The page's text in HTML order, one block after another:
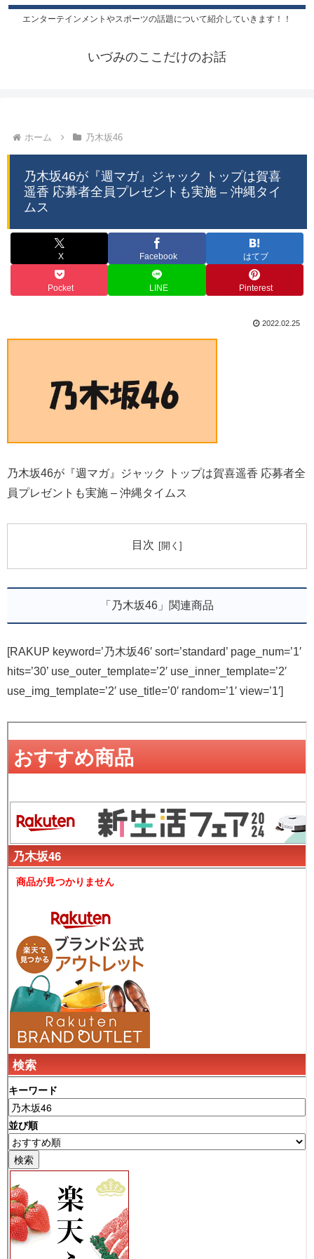
エンターテインメントやスポーツの話題について紹介していきます！！
いづみのここだけのお話
ホーム 乃木坂46
乃木坂46が『週マガ』ジャック トップは賀喜
遥香 応募者全員プレゼントも実施 – 沖縄タイ
ムス
X Facebook はてブ
Pocket LINE Pinterest
2022.02.25
乃木坂46が『週マガ』ジャック トップは賀喜遥香 応募者全
員プレゼントも実施 – 沖縄タイムス
目次
「乃木坂46」関連商品
[RAKUP keyword=’乃木坂46′ sort=’standard’ page_num=’1′
hits=’30’ use_outer_template=’2′ use_inner_template=’2′
use_img_template=’2′ use_title=’0′ random=’1′ view=’1′]